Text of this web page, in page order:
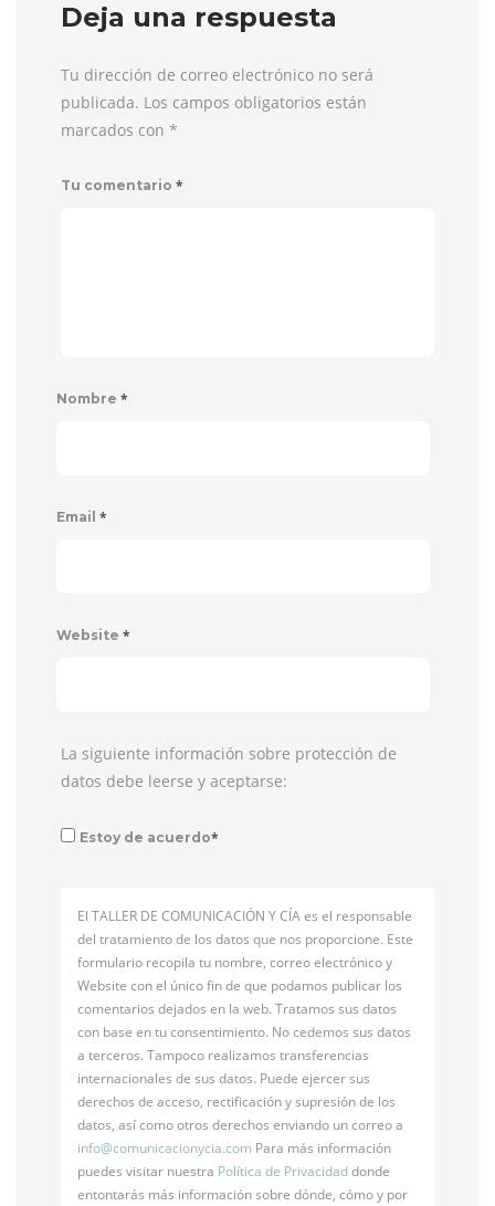
Deja una respuesta
Tu dirección de correo electrónico no será
publicada. Los campos obligatorios están
marcados con *
Tu comentario *
Nombre *
Email *
Website *
La siguiente información sobre protección de
datos debe leerse y aceptarse:
Estoy de acuerdo*
El TALLER DE COMUNICACIÓN Y CÍA es el responsable
del tratamiento de los datos que nos proporcione. Este
formulario recopila tu nombre, correo electrónico y
Website con el único fin de que podamos publicar los
comentarios dejados en la web. Tratamos sus datos
con base en tu consentimiento. No cedemos sus datos
a terceros. Tampoco realizamos transferencias
internacionales de sus datos. Puede ejercer sus
derechos de acceso, rectificación y supresión de los
datos, así como otros derechos enviando un correo a
info@comunicacionycia.com Para más información
puedes visitar nuestra Política de Privacidaddonde
entontarás más información sobre dónde, cómo y por